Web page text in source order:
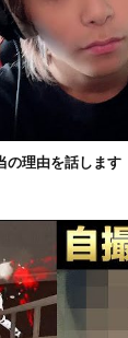
の理由を話します